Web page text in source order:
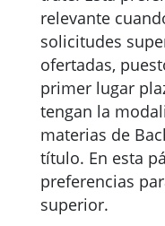
relevante
solicitudes
ofertadas,
primer lugar
tengan la
materias de
título. En esta
preferencias
superior.